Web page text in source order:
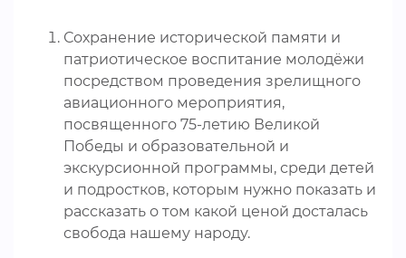
Сохранение исторической памяти и
патриотическое воспитание молодёжи
посредством проведения зрелищного
авиационного мероприятия,
посвященного 75-летию Великой
Победы и образовательной и
экскурсионной программы, среди детей
и подростков, которым нужно показать и
рассказать о том какой ценой досталась
свобода нашему народу.